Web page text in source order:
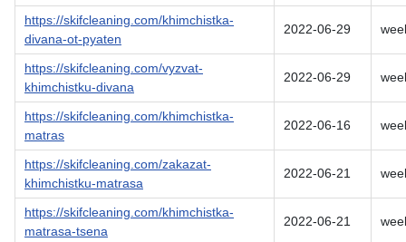
https://skifcleaning.com/khimchistka-
divana-ot-pyaten
2022-06-29
https://skifcleaning.com/vyzvat-
khimchistku-divana
2022-06-29
https://skifcleaning.com/khimchistka-
matras
2022-06-16
https://skifcleaning.com/zakazat-
khimchistku-matrasa
2022-06-21
https://skifcleaning.com/khimchistka-
matrasa-tsena
2022-06-21